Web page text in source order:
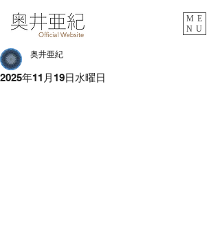
ME
NU
2025年11月19日水曜日
奥井亜紀